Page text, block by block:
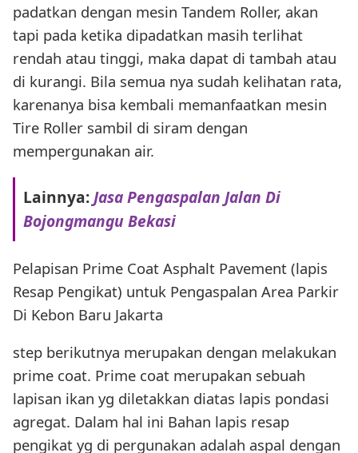
padatkan dengan mesin Tandem Roller, akan
tapi pada ketika dipadatkan masih terlihat
rendah atau tinggi, maka dapat di tambah atau
di kurangi. Bila semua nya sudah kelihatan rata,
karenanya bisa kembali memanfaatkan mesin
Tire Roller sambil di siram dengan
mempergunakan air.
Lainnya:Jasa Pengaspalan Jalan Di
Bojongmangu Bekasi
Pelapisan Prime Coat Asphalt Pavement (lapis
Resap Pengikat) untuk Pengaspalan Area Parkir
Di Kebon Baru Jakarta
step berikutnya merupakan dengan melakukan
prime coat. Prime coat merupakan sebuah
lapisan ikan yg diletakkan diatas lapis pondasi
agregat. Dalam hal ini Bahan lapis resap
pengikat yg di pergunakan adalah aspal dengan